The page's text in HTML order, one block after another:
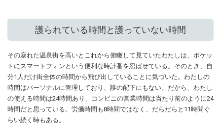
護られている時間と護っていない時間
その寂れた温泉街を高いとこれから俯瞰して見ていたわたしは、ポケッ
トにスマートフォンという便利な時計番を忍ばせている。そのとき、自
分1人だけ街全体の時間から飛び出していることに気づいた。わたしの
時間はパーソナルに管理しており、誰の配下にもない。だから、わたし
の使える時間は24時間あり、コンビニの営業時間は当たり前のように24
時間だと思っている。労働時間も8時間ではなく、だらだらと11時間ぐ
らい続く時もある。